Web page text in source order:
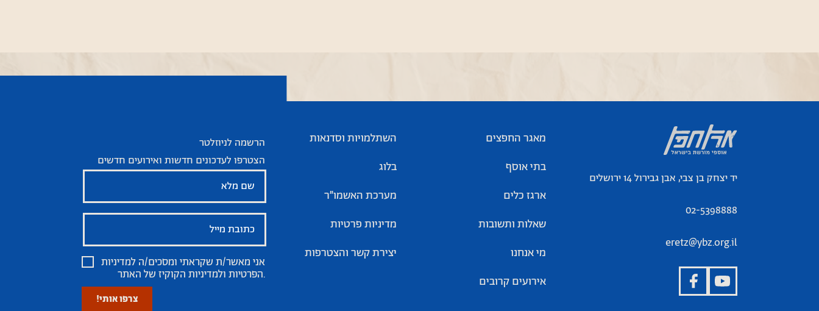
יד יצחק בן צבי, אבן גבירול 14 ירושלים
02-5398888
eretz@ybz.org.il
מאגר החפצים
בתי אוסף
ארגז כלים
שאלות ותשובות
מי אנחנו
אירועים קרובים
השתלמויות וסדנאות
בלוג
מערכת האשמו”ר
מדיניות פרטיות
יצירת קשר והצטרפות
הרשמה לניוזלטר
הצטרפו לעדכונים חדשות ואירועים חדשים
אני מאשר/ת שקראתי ומסכים/ה למדיניות
הפרטיות ולמדיניות הקוקיזשל האתר.